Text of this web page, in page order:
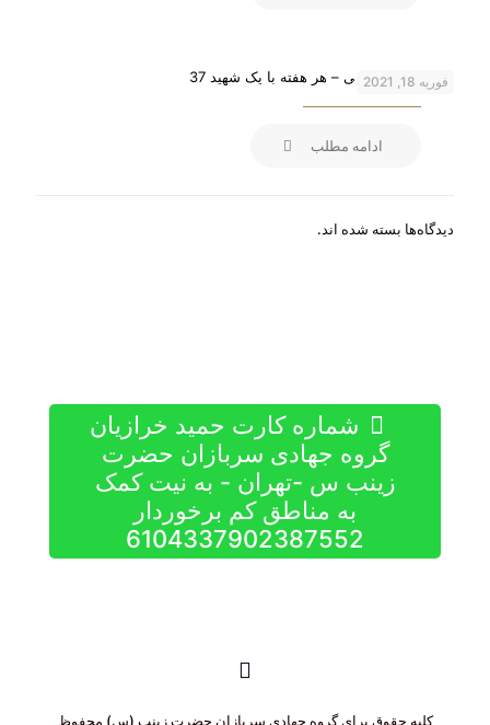
فوریه 18, 2021
شهید ناصر کاظمی – هر هفته با یک شهید 37
ادامه مطلب
دیدگاه‌ها بسته شده اند.
شماره کارت حمید خرازیان
گروه جهادی سربازان حضرت
زینب س -تهران - به نیت کمک
به مناطق کم برخوردار
6104337902387552
کلیه حقوق برای گروه جهادی سربازان حضرت زینب (س) محفوظ